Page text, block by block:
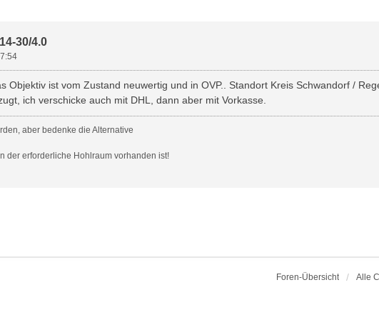
30/4.0
Objektiv ist vom Zustand neuwertig und in OVP.. Standort Kreis Schwandorf /
ich verschicke auch mit DHL, dann aber mit Vorkasse.
aber bedenke die Alternative
der erforderliche Hohlraum vorhanden ist!
Foren-Übersicht Alle